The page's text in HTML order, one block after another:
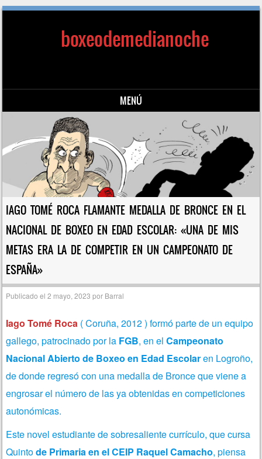
boxeodemedianoche
MENÚ
Saltar al contenido
IAGO TOMÉ ROCA FLAMANTE MEDALLA DE BRONCE EN EL
NACIONAL DE BOXEO EN EDAD ESCOLAR: «UNA DE MIS
METAS ERA LA DE COMPETIR EN UN CAMPEONATO DE
ESPAÑA»
Publicado el2 mayo, 2023 por Barral
Iago Tomé Roca ( Coruña, 2012 ) formó parte de un equipo
gallego, patrocinado por la FGB, en elCampeonato
Nacional Abierto de Boxeo en Edad Escolaren Logroño,
de donde regresó con una medalla de Bronce que viene a
engrosar el número de las ya obtenidas en competiciones
autonómicas.
Este novel estudiante de sobresaliente currículo, que cursa
Quintode Primaria en el CEIP Raquel Camacho, piensa